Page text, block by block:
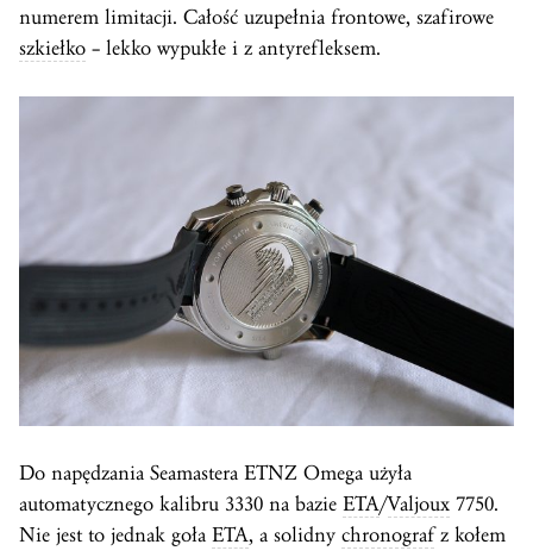
numerem limitacji. Całość uzupełnia frontowe, szafirowe
szkiełko – lekko wypukłe i z antyrefleksem.
Do napędzania Seamastera ETNZ Omega użyła
automatycznego kalibru 3330 na bazie ETA/Valjoux 7750.
Nie jest to jednak goła ETA, a solidny chronografz kołem